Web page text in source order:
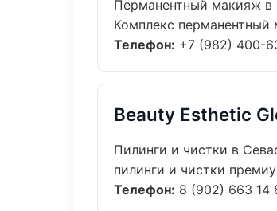
Перманентный макияж в
Комплекс
Телефон: +7 (982) 400-
Beauty Esthetic
Пилинги и чистки в
пилинги и чистки
Телефон: 8 (902) 663 14